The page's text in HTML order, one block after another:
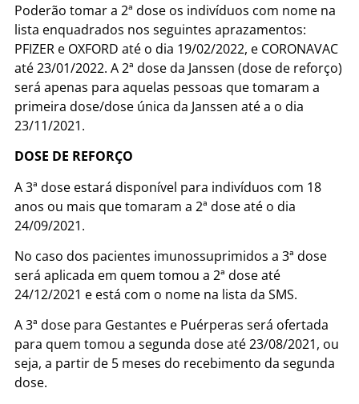
Poderão tomar a 2ª dose os indivíduos com nome na
lista enquadrados nos seguintes aprazamentos:
PFIZER e OXFORD até o dia 19/02/2022, e CORONAVAC
até 23/01/2022. A 2ª dose da Janssen (dose de reforço)
será apenas para aquelas pessoas que tomaram a
primeira dose/dose única da Janssen até a o dia
23/11/2021.
DOSE DE REFORÇO
A 3ª dose estará disponível para indivíduos com 18
anos ou mais que tomaram a 2ª dose até o dia
24/09/2021.
No caso dos pacientes imunossuprimidos a 3ª dose
será aplicada em quem tomou a 2ª dose até
24/12/2021 e está com o nome na lista da SMS.
A 3ª dose para Gestantes e Puérperas será ofertada
para quem tomou a segunda dose até 23/08/2021, ou
seja, a partir de 5 meses do recebimento da segunda
dose.